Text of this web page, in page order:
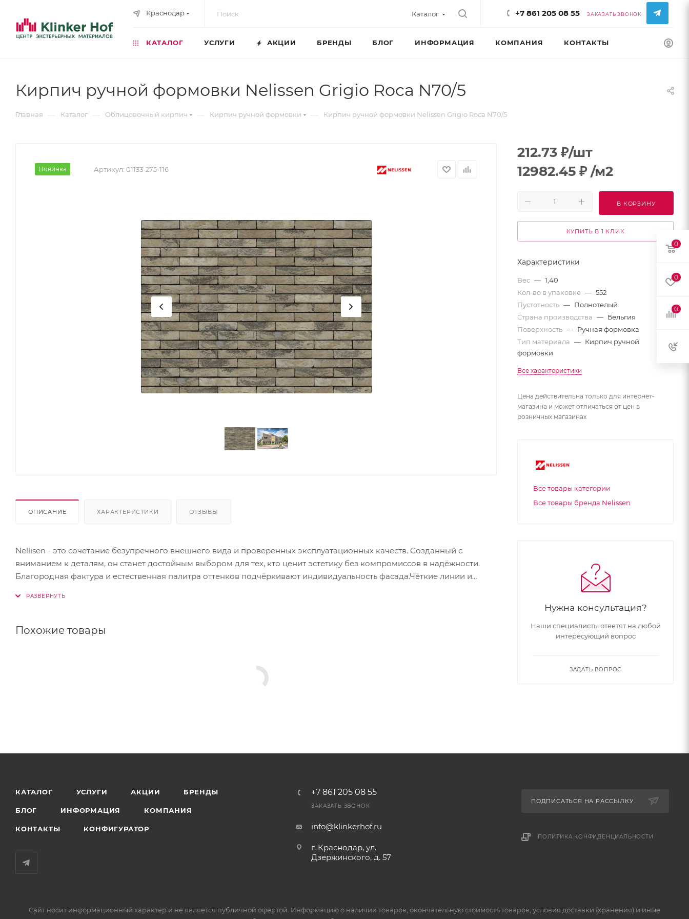
Краснодар Каталог +7 861 205 08 55 ЗАКАЗАТЬ ЗВОНОК
КАТАЛОГ УСЛУГИ АКЦИИ БРЕНДЫ БЛОГ ИНФОРМАЦИЯ КОМПАНИЯ КОНТАКТЫ
Кирпич ручной формовки Nelissen Grigio Roca N70/5
Главная — Каталог — Облицовочный кирпич — Кирпич ручной формовки — Кирпич ручной формовки Nelissen Grigio Roca N70/5
Новинка Артикул: 01133-275-116
ОПИСАНИЕ ХАРАКТЕРИСТИКИ ОТЗЫВЫ
Nellisen - это сочетание безупречного внешнего вида и проверенных эксплуатационных качеств. Созданный с
вниманием к деталям, он станет достойным выбором для тех, кто ценит эстетику без компромиссов в надёжности.
Благородная фактура и естественная палитра оттенков подчёркивают индивидуальность фасада.Чёткие линии и
Похожие товары
212.73 ₽/шт
12982.45 ₽ /м2
В КОРЗИНУ
КУПИТЬ В 1 КЛИК
Характеристики
Вес — 1,40
Кол-во в упаковке — 552
Пустотность — Полнотелый
Страна производства — Бельгия
Поверхность — Ручная формовка
Тип материала — Кирпич ручной
формовки
Все характеристики
Цена действительна только для интернет-
магазина и может отличаться от цен в
розничных магазинах
Все товары категории
Все товары бренда Nelissen
Нужна консультация?
Наши специалисты ответят на любой
интересующий вопрос
ЗАДАТЬ ВОПРОС
КАТАЛОГ УСЛУГИ АКЦИИ БРЕНДЫ
БЛОГ ИНФОРМАЦИЯ КОМПАНИЯ
КОНТАКТЫ КОНФИГУРАТОР
+7 861 205 08 55
ЗАКАЗАТЬ ЗВОНОК
info@klinkerhof.ru
г. Краснодар, ул.
Дзержинского, д. 57
ПОДПИСАТЬСЯ НА РАССЫЛКУ
ПОЛИТИКА КОНФИДЕНЦИАЛЬНОСТИ
Сайт носит информационный характер и не является публичной офертой. Информацию о наличии товаров, окончательную стоимость товаров, условия доставки (хранения) и иные
0
0
0